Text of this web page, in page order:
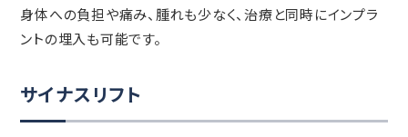
身体への負担や痛み、腫れも少なく、治療と同時にインプラ
ントの埋入も可能です。
サイナスリフト